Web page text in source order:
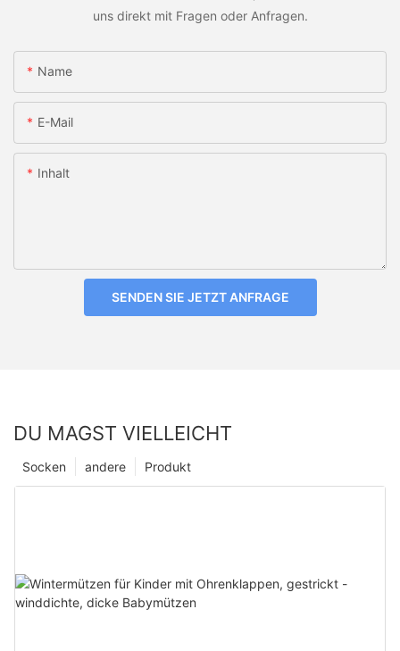
uns direkt mit Fragen oder Anfragen.
Name
E-Mail
Inhalt
SENDEN SIE JETZT ANFRAGE
DU MAGST VIELLEICHT
Produkt
andere
Socken